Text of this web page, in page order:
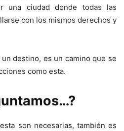
una ciudad donde todas las
con los mismos derechos y
destino, es un camino que se
como esta.
son necesarias, también es